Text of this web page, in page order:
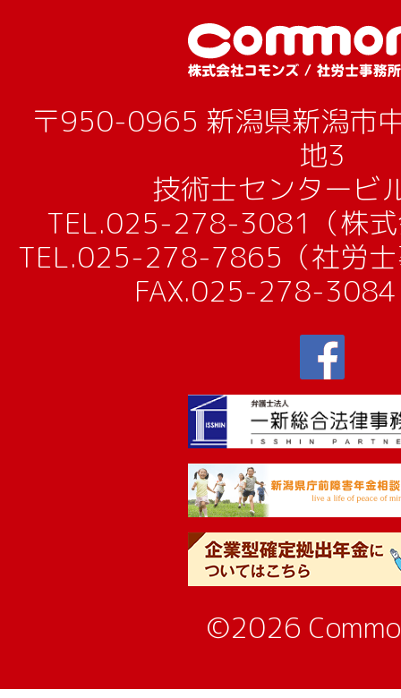
〒950-0965 新潟県新潟市
地3
技術士センター
TEL.025-278-3081（株式
TEL.025-278-7865（社労士
FAX.025-278-3084
©2026